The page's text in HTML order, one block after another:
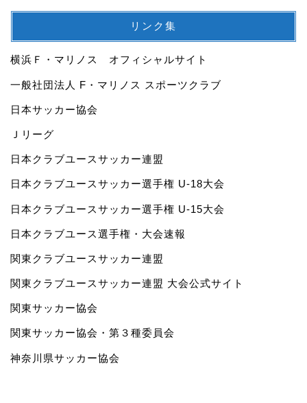
リンク集
横浜Ｆ・マリノス オフィシャルサイト
一般社団法人 F・マリノス スポーツクラブ
日本サッカー協会
Ｊリーグ
日本クラブユースサッカー連盟
日本クラブユースサッカー選手権 U-18大会
日本クラブユースサッカー選手権 U-15大会
日本クラブユース選手権・大会速報
関東クラブユースサッカー連盟
関東クラブユースサッカー連盟 大会公式サイト
関東サッカー協会
関東サッカー協会・第３種委員会
神奈川県サッカー協会